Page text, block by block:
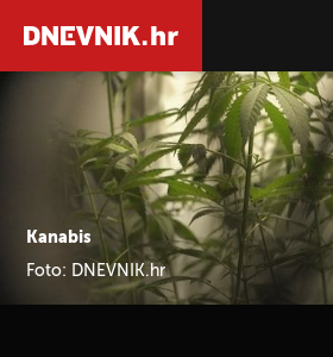
Kanabis
Foto: DNEVNIK.hr